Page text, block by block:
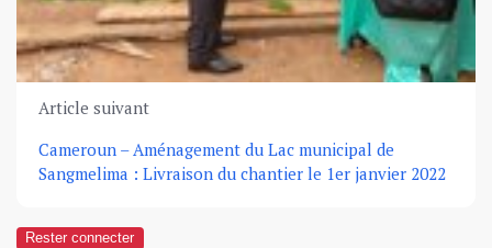
Article suivant
Cameroun – Aménagement du Lac municipal de
Sangmelima : Livraison du chantier le 1er janvier 2022
Rester connecter